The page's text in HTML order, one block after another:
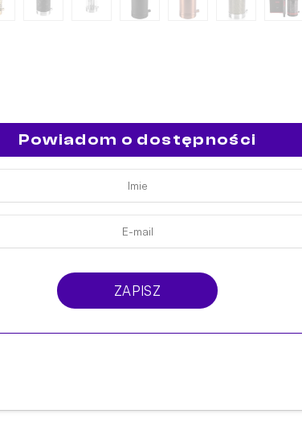
Powiadom o dostępności
ZAPISZ